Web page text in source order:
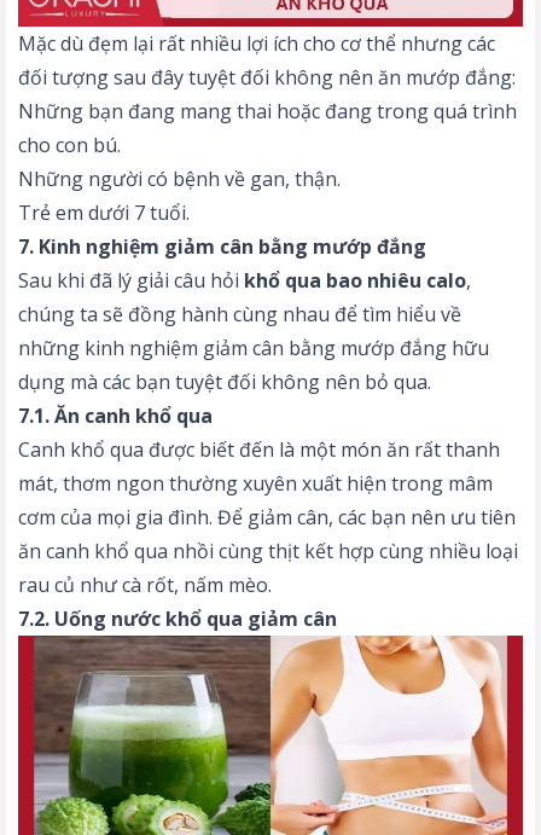
Mặc dù đẹm lại rất nhiều lợi ích cho cơ thể nhưng các
đối tượng sau đây tuyệt đối không nên ăn mướp đắng:
Những bạn đang mang thai hoặc đang trong quá trình
cho con bú.
Những người có bệnh về gan, thận.
Trẻ em dưới 7 tuổi.
7. Kinh nghiệm giảm cân bằng mướp đắng
Sau khi đã lý giải câu hỏi khổ qua bao nhiêu calo,
chúng ta sẽ đồng hành cùng nhau để tìm hiểu về
những kinh nghiệm giảm cân bằng mướp đắng hữu
dụng mà các bạn tuyệt đối không nên bỏ qua.
7.1. Ăn canh khổ qua
Canh khổ qua được biết đến là một món ăn rất thanh
mát, thơm ngon thường xuyên xuất hiện trong mâm
cơm của mọi gia đình. Để giảm cân, các bạn nên ưu tiên
ăn canh khổ qua nhồi cùng thịt kết hợp cùng nhiều loại
rau củ như cà rốt, nấm mèo.
7.2. Uống nước khổ qua giảm cân